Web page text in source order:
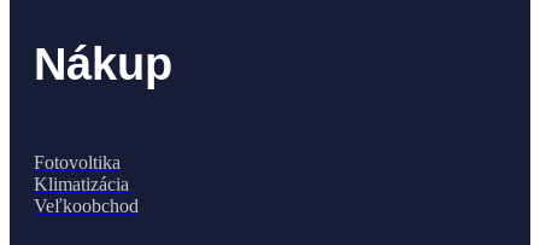
Nákup
Fotovoltika
Klimatizácia
Veľkoobchod